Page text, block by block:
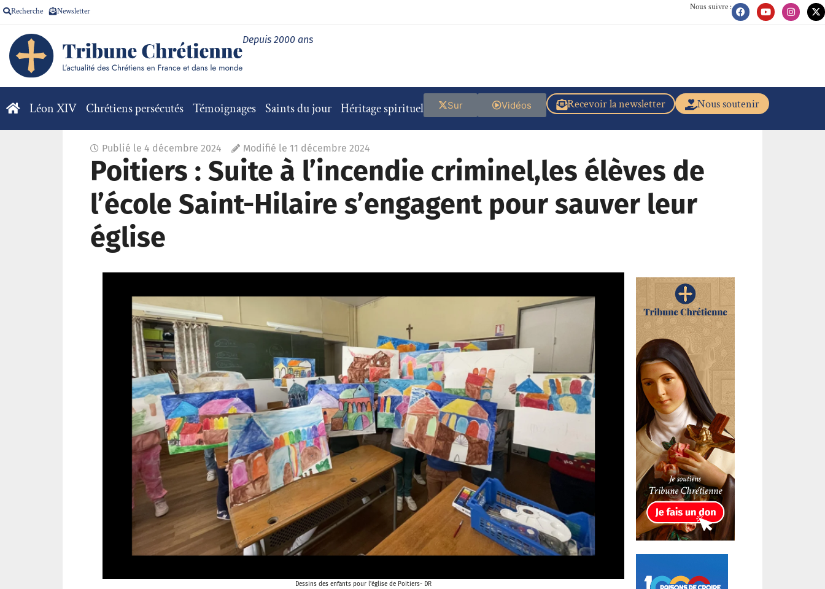
Recherche Newsletter Nous suivre :
Depuis 2000 ans
Léon XIV Chrétiens persécutés Témoignages Saints du jour Héritage spirituel Nous soutenir
Recevoir la newsletter
Vidéos
Sur
Publié le 4 décembre 2024 Modifié le 11 décembre 2024
Poitiers : Suite à l’incendie criminel,les élèves de
l’école Saint-Hilaire s’engagent pour sauver leur
église
Dessins des enfants pour l'église de Poitiers- DR